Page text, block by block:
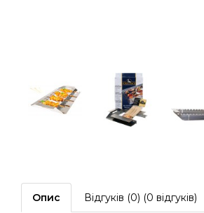
Опис Відгуків (0) (0 відгуків)